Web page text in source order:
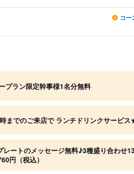
コー
プラン限定幹事様1名分無料
までのご来店で ランチドリンクサービ
レートのメッセージ無料♪3種盛り合わせ
円（税込）